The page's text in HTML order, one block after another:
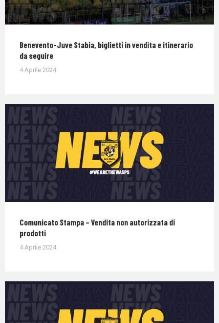
Benevento-Juve Stabia, biglietti in vendita e itinerario
da seguire
4 Aprile 2024
Comunicato Stampa – Vendita non autorizzata di
prodotti
4 Aprile 2024